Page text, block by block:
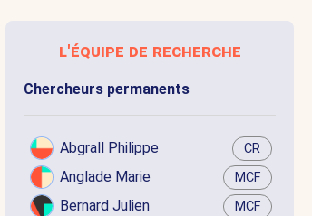
l'équipe de recherche
Chercheurs permanents
Abgrall Philippe CR
Anglade Marie MCF
Bernard Julien MCF